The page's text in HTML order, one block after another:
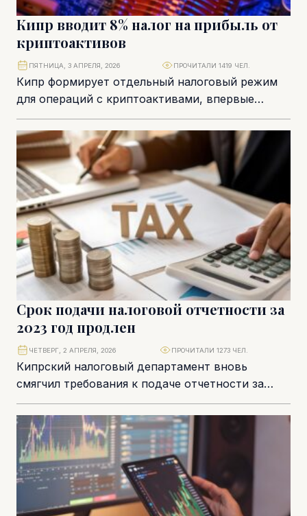
Кипр вводит 8% налог на прибыль от
криптоактивов
Кипр формирует отдельный налоговый режим
для операций с криптоактивами, впервые
закрепляя их в законодательстве как
самостоятельный объект налогообложения. С 1...
ПЯТНИЦА, 3 АПРЕЛЯ, 2026 ПРОЧИТАЛИ 1419 ЧЕЛ.
Срок подачи налоговой отчетности за
2023 год продлен
Кипрский налоговый департамент вновь
смягчил требования к подаче отчетности за
2023 налоговый год. Компаниям и ряду
физических лиц фактически предоставлен...
ЧЕТВЕРГ, 2 АПРЕЛЯ, 2026 ПРОЧИТАЛИ 1273 ЧЕЛ.